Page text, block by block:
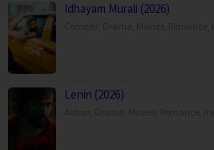
Idhayam Murali (2026)
Lenin (2026)